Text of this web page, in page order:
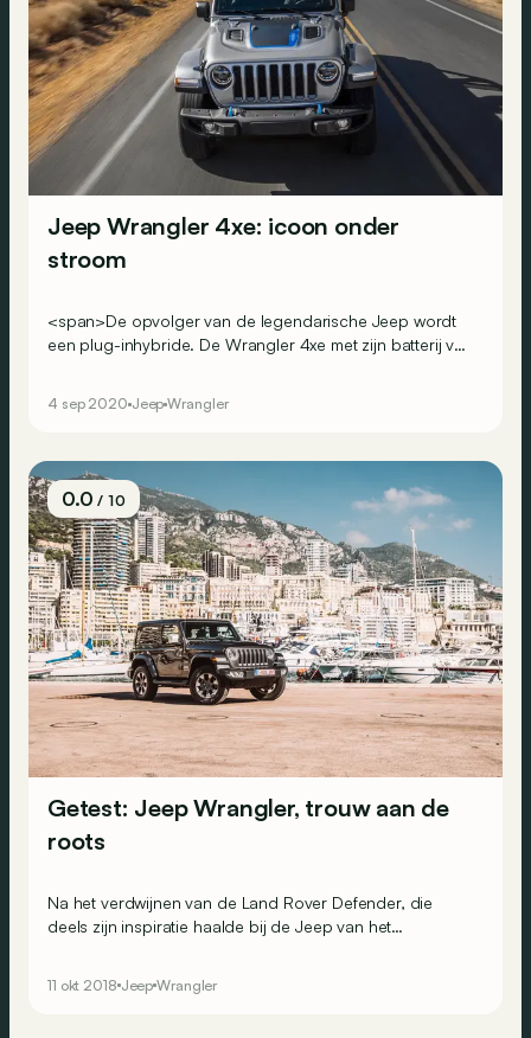
Jeep Wrangler 4xe: icoon onder
stroom
<span>De opvolger van de legendarische Jeep wordt
een plug-inhybride. De Wrangler 4xe met zijn batterij van
4 sep 2020 Jeep Wrangler
0.0/ 10
Getest: Jeep Wrangler, trouw aan de
roots
Na het verdwijnen van de Land Rover Defender, die
deels zijn inspiratie haalde bij de Jeep van het
Morgan meerekent, met roots in 1936. Maar die speelt
11 okt 2018 Jeep Wrangler